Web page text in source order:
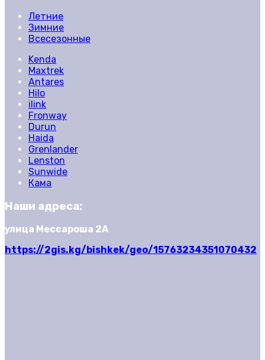
Летние
Зимние
Всесезонные
Kenda
Maxtrek
Antares
Hilo
ilink
Fronway
Durun
Haida
Grenlander
Lenston
Sunwide
Кама
Наши адреса:
улица Мессароша 2А
https://2gis.kg/bishkek/geo/15763234351070432